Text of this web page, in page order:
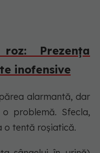
Prezența
inofensive
alarmantă, dar
problemă. Sfecla,
o tentă roșiatică.